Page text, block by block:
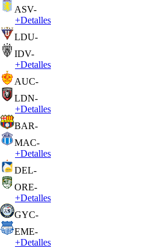
ASV-
+Detalles
LDU-
IDV-
+Detalles
AUC-
LDN-
+Detalles
BAR-
MAC-
+Detalles
DEL-
ORE-
+Detalles
GYC-
EME-
+Detalles